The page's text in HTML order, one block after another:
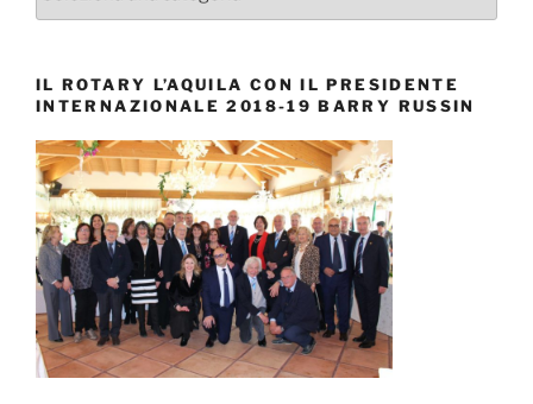
IL ROTARY L’AQUILA CON IL PRESIDENTE
INTERNAZIONALE 2018-19 BARRY RUSSIN